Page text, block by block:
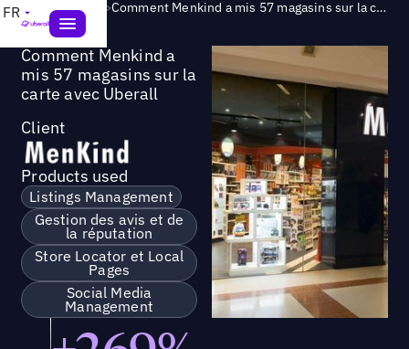
FR Success Story > Comment Menkind a mis 57 magasins sur la carte avec Uberall
Comment Menkind a
mis 57 magasins sur la
carte avec Uberall
Client
Products used
Listings Management
Gestion des avis et de
la réputation
Store Locator et Local
Pages
Social Media
Management